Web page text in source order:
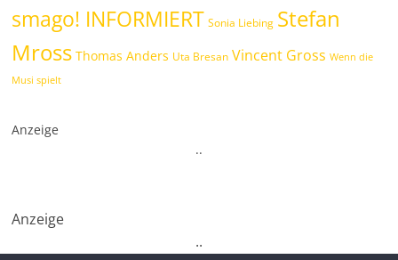
smago! INFORMIERT Sonia Liebing Stefan
Mross Thomas Anders Uta Bresan Vincent Gross Wenn die
Musi spielt
Anzeige
..
Anzeige
..